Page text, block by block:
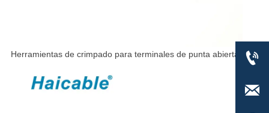
Herramientas de crimpado para terminales de punta abierta AP-

